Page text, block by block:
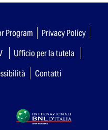
Program
Privacy Policy
Ufficio per la tutela
Contatti